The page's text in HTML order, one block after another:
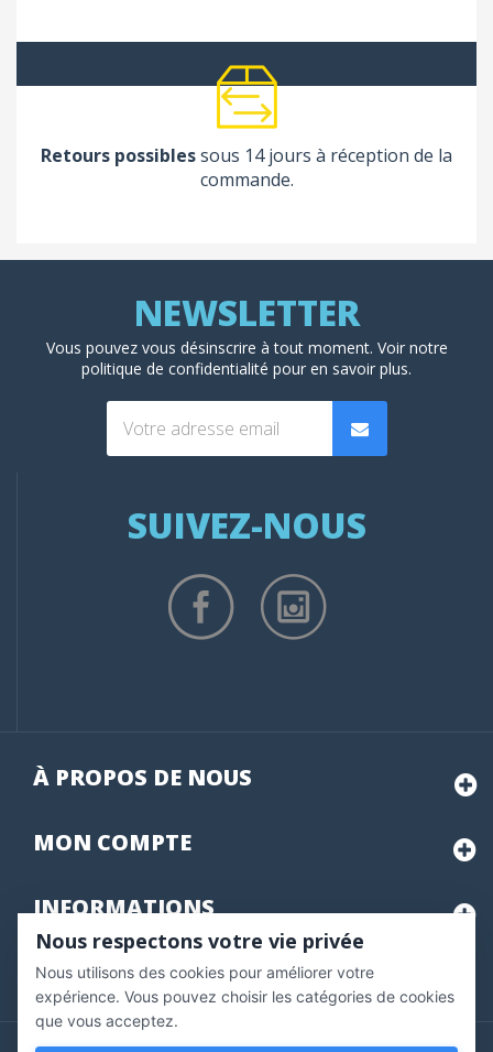
Retours possiblessous 14 jours à réception de la
commande.
Vous pouvez vous désinscrire à tout moment. Voir notre
politique de confidentialité pour en savoir plus.
SUIVEZ-NOUS
À PROPOS DE NOUS
MON COMPTE
INFORMATIONS
Marchand approuvé par la Société des Avis Garantis,
pour vérifier .
Nous respectons votre vie privée
Nous utilisons des cookies pour améliorer votre
expérience. Vous pouvez choisir les catégories de cookies
que vous acceptez.